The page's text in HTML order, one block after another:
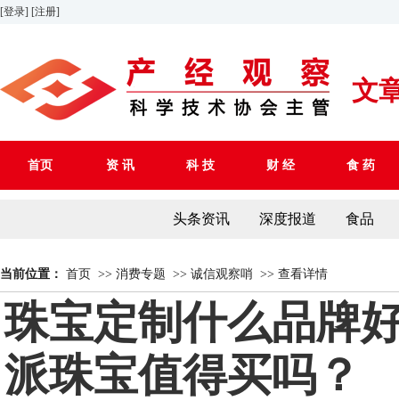
[登录] [注册]
文
首页 资 讯 科 技 财 经 食 药
头条资讯 深度报道 食品
当前位置： 首页 >> 消费专题 >> 诚信观察哨 >> 查看详情
珠宝定制什么品牌
派珠宝值得买吗？